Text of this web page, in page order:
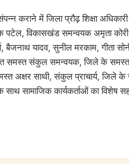
कराने में जिला प्रौढ़ शिक्षा
पटेल, विकासखंड समन्वयक अमृता
बैजनाथ यादव, सुनील मरकाम, गीता
समस्त संकुल समन्वयक, जिले के
अक्षर साथी, संकुल प्राचार्य, जिले
सामाजिक कार्यकर्ताओं का विशेष